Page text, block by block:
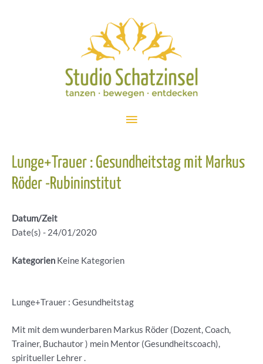
Hauptmenü
Lunge+Trauer : Gesundheitstag mit Markus
Röder -Rubininstitut
Datum/Zeit
Date(s) - 24/01/2020
Kategorien Keine Kategorien
Lunge+Trauer : Gesundheitstag
Mit mit dem wunderbaren Markus Röder (Dozent, Coach,
Trainer, Buchautor ) mein Mentor (Gesundheitscoach),
spiritueller Lehrer .